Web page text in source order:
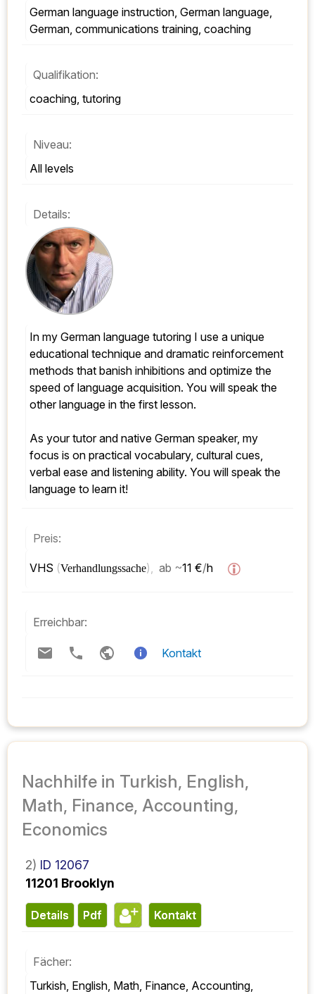
German language instruction, German language,
German, communications training, coaching
Qualifikation:
coaching, tutoring
Niveau:
All levels
Details:
In my German language tutoring I use a unique
educational technique and dramatic reinforcement
methods that banish inhibitions and optimize the
speed of language acquisition. You will speak the
other language in the first lesson.
As your tutor and native German speaker, my
focus is on practical vocabulary, cultural cues,
verbal ease and listening ability. You will speak the
language to learn it!
Preis:
VHS (Verhandlungssache), ab ~11 €/h
Erreichbar:
Kontakt
Nachhilfe in Turkish, English,
Math, Finance, Accounting,
Economics
2) ID 12067
11201 Brooklyn
Details pdf Kontakt
Fächer:
Turkish, English, Math, Finance, Accounting,